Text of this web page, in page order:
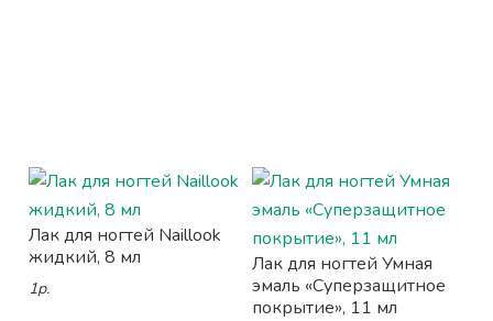
Лак для ногтей Naillook
жидкий, 8 мл
1р.
Лак для ногтей Умная
эмаль «Суперзащитное
покрытие», 11 мл